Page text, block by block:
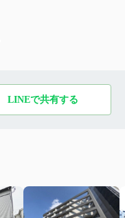
LINEで共有する